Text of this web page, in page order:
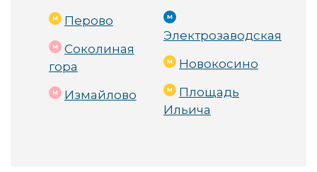
Перово
Соколиная
гора
Измайлово
Электрозаводская
Новокосино
Площадь
Ильича